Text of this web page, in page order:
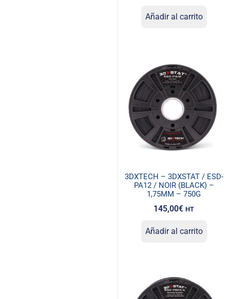
Añadir al carrito
3DXTECH – 3DXSTAT / ESD-
PA12 / NOIR (BLACK) –
1,75MM – 750G
145,00€ HT
Añadir al carrito